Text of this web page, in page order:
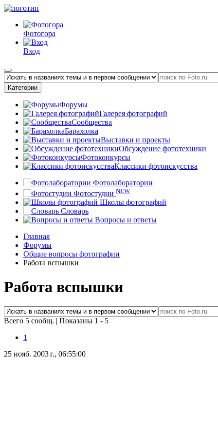
Фотогора
Вход
Категории
Форумы
Галерея фотографий
Сообщества
Барахолка
Выставки и проекты
Обсуждение фототехники
Фотоконкурсы
Классики фотоискусства
Фотолаборатории
Фотостудии NEW
Школы фотографий
Словарь
Вопросы и ответы
Главная
Форумы
Общие вопросы фотографии
Работа вспышки
Работа вспышки
Всего 5 сообщ. | Показаны 1 - 5
1
25 нояб. 2003 г., 06:55:00